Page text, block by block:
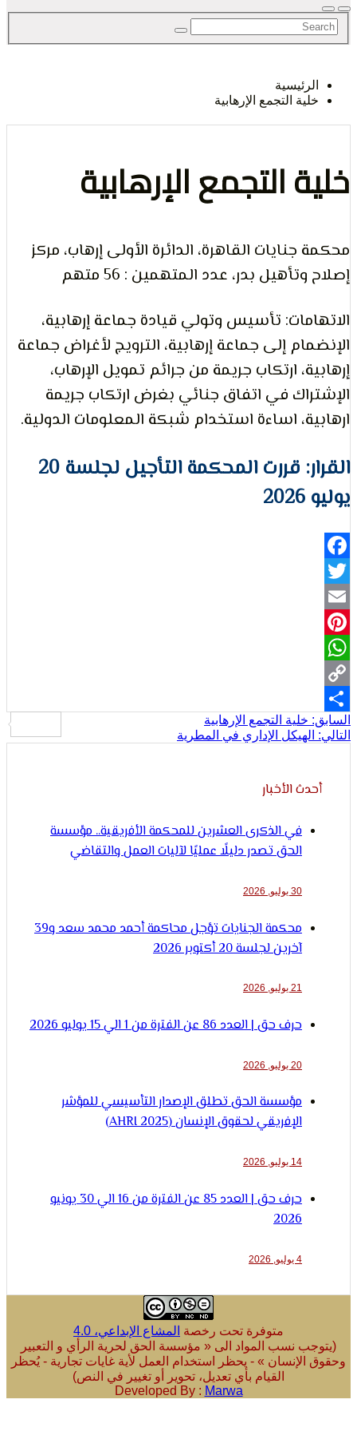
و
التجمع الإرهابية
التجمع الإرهابية
القاهرة، الدائرة الأولى إرهاب، مركز
بدر، عدد المتهمين : 56 متهم
تأسيس وتولي قيادة جماعة إرهابية،
إلى جماعة إرهابية، الترويج لأغراض جماعة
ارتكاب جريمة من جرائم تمويل الإرهاب،
في اتفاق جنائي بغرض ارتكاب جريمة
اساءة استخدام شبكة المعلومات الدولية.
القرار: قررت المحكمة التأجيل لجلسة 20
خلية التجمع الإرهابية
الإداري في المطرية
الأخبار
في الذكرى العشرين للمحكمة الأفريقية.. مؤسسة
الحق تصدر دليلًا عمليًا لآليات العمل والتقاضي
محكمة الجنايات تؤجل محاكمة أحمد محمد سعد و39
آخرين لجلسة 20 أكتوبر 2026
حرف حق | العدد 86 عن الفترة من 1 الي 15 يوليو 2026
مؤسسة الحق تطلق الإصدار التأسيسي للمؤشر
الإفريقي لحقوق الإنسان (AHRI 2025)
حرف حق | العدد 85 عن الفترة من 16 الي 30 يونيو
متوفرة تحت رخصةالمشاع الإبداعي، 4.0
نسب المواد الى « مؤسسة الحق لحرية الرأي و التعبير
» - يحظر استخدام العمل لأية غايات تجارية - يُحظر
القيام بأي تعديل، تحوير أو تغيير في النص)
Developed By :